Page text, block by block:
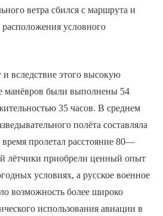
ветра сбился с маршрута и
условного
вследствие этого высокую
манёвров были выполнены 54
35 часов. В среднем
полёта составляла
время пролетал расстояние 80—
лётчики приобрели ценный опыт
условиях, а русское военное
возможность более широко
использования авиации в